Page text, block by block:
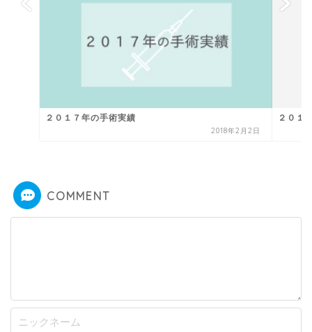
２０１７年の手術実績
2018年2月2日
２０１
COMMENT